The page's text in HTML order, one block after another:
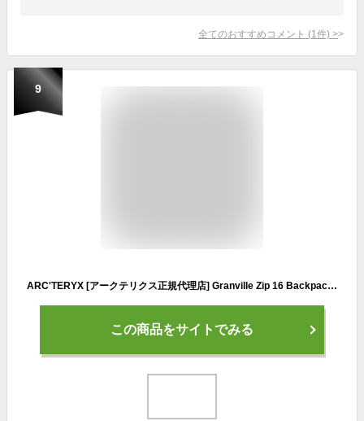
全てのおすすめコメント (1 件) >
9
ARC'TERYX [アークテリクス正規代理店] Granville Zip 16 Backpack [30471] グランヴィル 16 ジップ バックパック・デイパック・バックパック ・MEN'S/LADY'S [2022SS]
この商品をサイトでみる